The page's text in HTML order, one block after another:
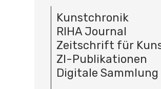
Kunstchronik
RIHA Journal
Zeitschrift für
ZI-Publikationen
Digitale